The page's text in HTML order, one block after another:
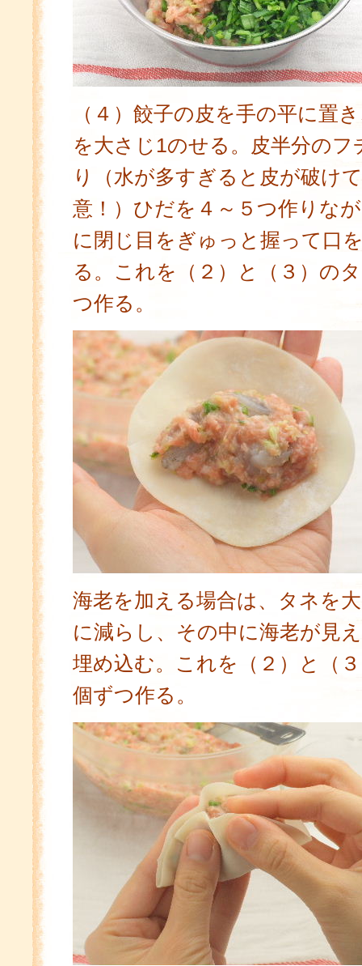
（４）餃子の皮を手の平に置
を大さじ1のせる。皮半分のフ
り（水が多すぎると皮が破け
意！）ひだを４～５つ作りな
に閉じ目をぎゅっと握って口
る。これを（２）と（３）の
つ作る。
海老を加える場合は、タネを
に減らし、その中に海老が見
埋め込む。これを（２）と（
個ずつ作る。